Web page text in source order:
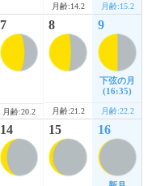
月齢:14.2 月齢:15.2
7
月齢:20.2
8
月齢:21.2
9
下弦の月
(16:35)
月齢:22.2
14 15 16